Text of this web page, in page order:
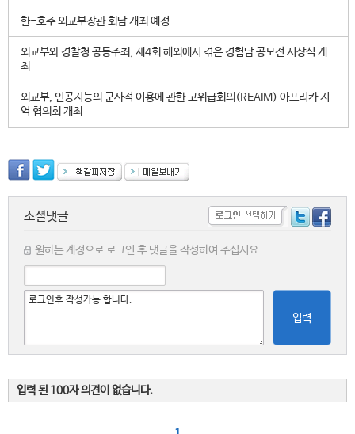
한-호주 외교부장관 회담 개최 예정
외교부와 경찰청 공동주최, 제4회 해외에서 겪은 경험담 공모전 시상식 개
최
외교부, 인공지능의 군사적 이용에 관한 고위급회의(REAIM) 아프리카 지
역 협의회 개최
소셜댓글
원하는 계정으로 로그인 후 댓글을 작성하여 주십시요.
입력
입력 된 100자 의견이 없습니다.